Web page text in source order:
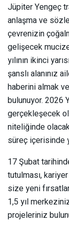
Jüpiter Yengeç
anlaşma ve
çevrenizin
gelişecek
yılının ikinci
şanslı alanınız
haberini almak
bulunuyor. 2026
gerçekleşecek
niteliğinde
süreç içerisinde
17 Şubat
tutulması, kariyer
size yeni
1,5 yıl
projeleriniz